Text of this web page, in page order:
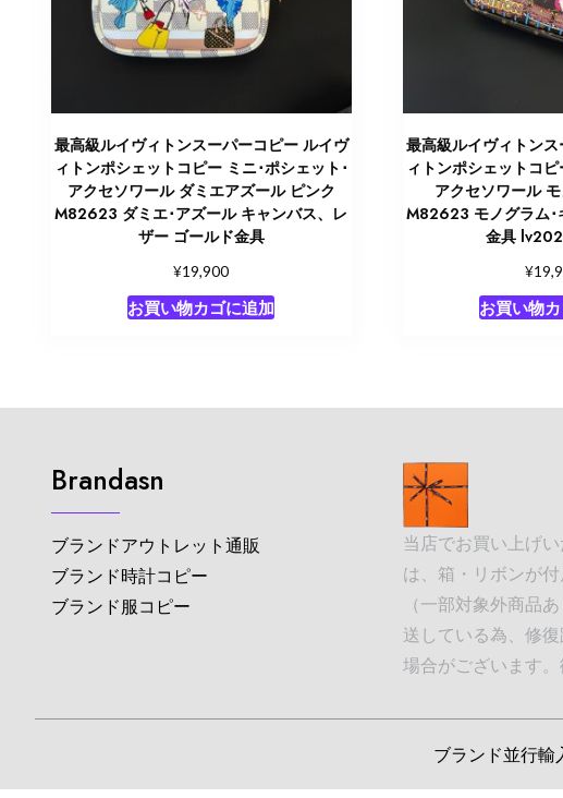
最高級ルイヴィトンスーパーコピー ルイヴ
ィトンポシェットコピー ミニ･ポシェット･
アクセソワール ダミエアズール ピンク
M82623 ダミエ･アズール キャンバス、レ
ザー ゴールド金具
¥19,900
お買い物カゴに追加
最高級ルイヴィトン
ィトンポシェットコ
アクセソワール
M82623 モノグラム･
金具
¥
お買い物
Brandasn
ブランドアウトレット通販
ブランド時計コピー
ブランド服コピー
当店でお買い上げ
は、箱・リボンが付
（一部対象外商品
送している為、修
場合がございます。
ブランド並行輸